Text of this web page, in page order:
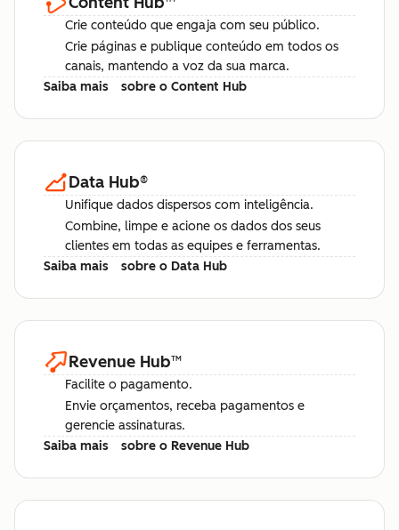
Crie conteúdo que engaja com seu público.
Crie páginas e publique conteúdo em todos os
canais, mantendo a voz da sua marca.
Saiba mais
sobre o Content Hub
Data Hub®
Unifique dados dispersos com inteligência.
Combine, limpe e acione os dados dos seus
clientes em todas as equipes e ferramentas.
Saiba mais
sobre o Data Hub
Revenue Hub™
Facilite o pagamento.
Envie orçamentos, receba pagamentos e
gerencie assinaturas.
Saiba mais
sobre o Revenue Hub